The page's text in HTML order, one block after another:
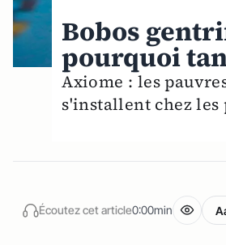
Bobos
pourquoi
Axiome : les
s'installent chez les
Écoutez cet article0:00min